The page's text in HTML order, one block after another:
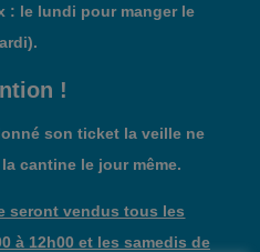
: le lundi pour manger le
!
son ticket la veille ne
cantine le jour même.
seront vendus tous les
à 12h00 et les samedis de